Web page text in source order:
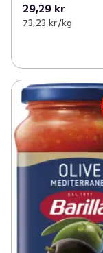
29,29 kr
73,23 kr /kg